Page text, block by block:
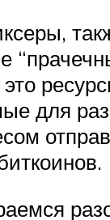
это
для